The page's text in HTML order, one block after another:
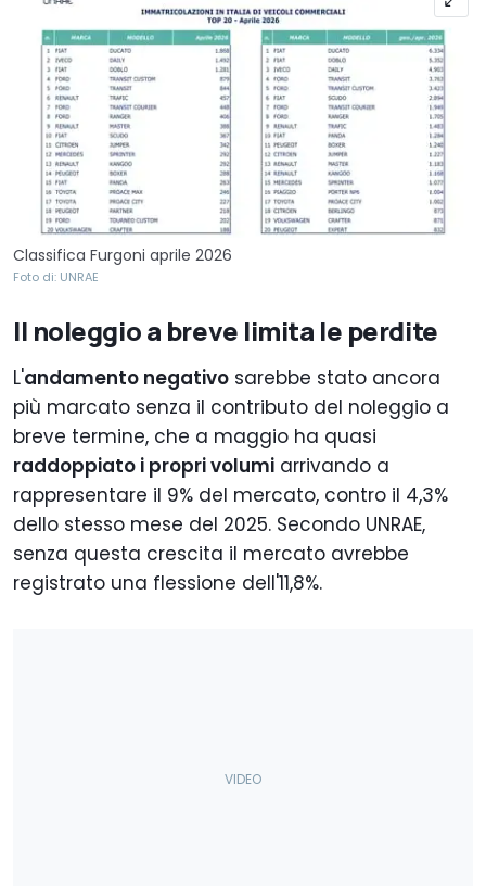
Classifica Furgoni aprile 2026
Foto di: UNRAE
Il noleggio a breve limita le perdite
L'andamento negativo sarebbe stato ancora
più marcato senza il contributo del noleggio a
breve termine, che a maggio ha quasi
raddoppiato i propri volumi arrivando a
rappresentare il 9% del mercato, contro il 4,3%
dello stesso mese del 2025. Secondo UNRAE,
senza questa crescita il mercato avrebbe
registrato una flessione dell'11,8%.